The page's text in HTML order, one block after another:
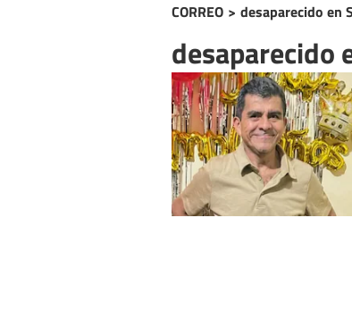
CORREO > desaparecido en
desaparecido